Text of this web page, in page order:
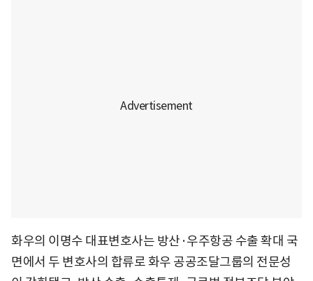
화우의 이명수 대표변호사는 방산·우주항공 수출 확대 국
면에서 두 변호사의 합류로 화우 공공조달그룹의 전문성